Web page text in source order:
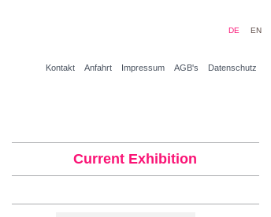
DE EN
Kontakt Anfahrt Impressum AGB's Datenschutz
Current Exhibition